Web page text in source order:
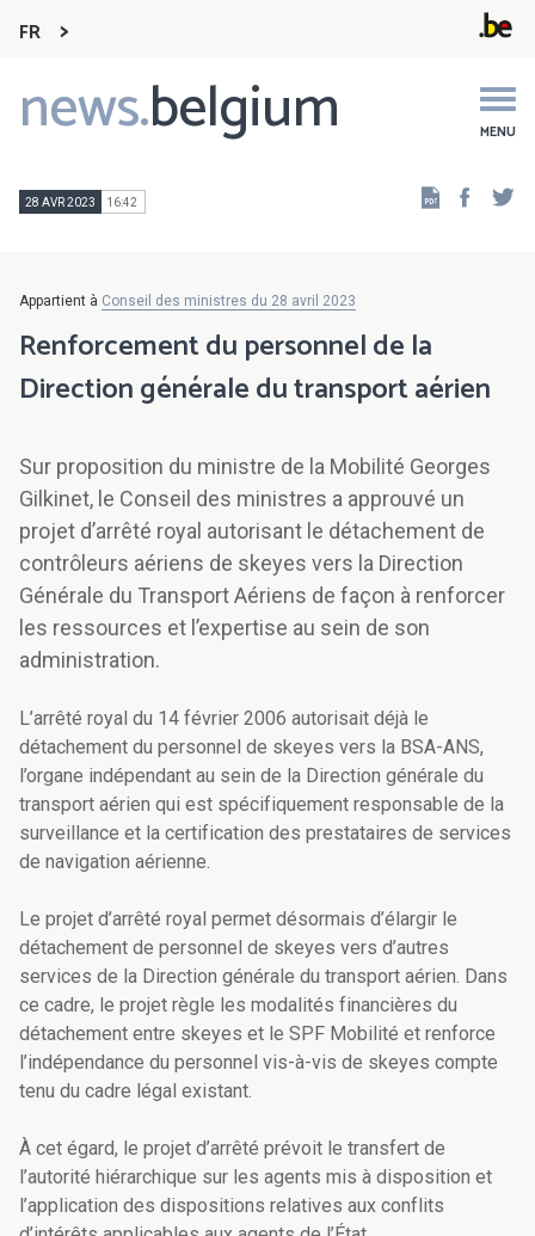
FR
news.belgium MENU
Main
navigation
28 AVR 2023 16:42
Appartient à Conseil des ministres du 28 avril 2023
Renforcement du personnel de la
Direction générale du transport aérien
Sur proposition du ministre de la Mobilité Georges
Gilkinet, le Conseil des ministres a approuvé un
projet d’arrêté royal autorisant le détachement de
contrôleurs aériens de skeyes vers la Direction
Générale du Transport Aériens de façon à renforcer
les ressources et l’expertise au sein de son
administration.
L’arrêté royal du 14 février 2006 autorisait déjà le
détachement du personnel de skeyes vers la BSA-ANS,
l’organe indépendant au sein de la Direction générale du
transport aérien qui est spécifiquement responsable de la
surveillance et la certification des prestataires de services
de navigation aérienne.
Le projet d’arrêté royal permet désormais d’élargir le
détachement de personnel de skeyes vers d’autres
services de la Direction générale du transport aérien. Dans
ce cadre, le projet règle les modalités financières du
détachement entre skeyes et le SPF Mobilité et renforce
l’indépendance du personnel vis-à-vis de skeyes compte
tenu du cadre légal existant.
À cet égard, le projet d’arrêté prévoit le transfert de
l’autorité hiérarchique sur les agents mis à disposition et
l’application des dispositions relatives aux conflits